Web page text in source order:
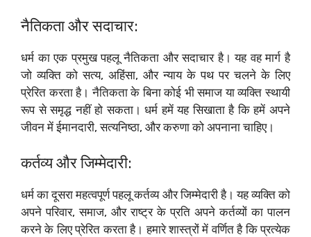
नैतिकता और सदाचार:
धर्म का एक प्रमुख पहलू नैतिकता और सदाचार है। यह वह मार्ग है
जो व्यक्ति को सत्य, अहिंसा, और न्याय के पथ पर चलने के लिए
प्रेरित करता है। नैतिकता के बिना कोई भी समाज या व्यक्ति स्थायी
रूप से समृद्ध नहीं हो सकता। धर्म हमें यह सिखाता है कि हमें अपने
जीवन में ईमानदारी, सत्यनिष्ठा, और करुणा को अपनाना चाहिए।
कर्तव्य और जिम्मेदारी:
धर्म का दूसरा महत्वपूर्ण पहलू कर्तव्य और जिम्मेदारी है। यह व्यक्ति को
अपने परिवार, समाज, और राष्ट्र के प्रति अपने कर्तव्यों का पालन
करने के लिए प्रेरित करता है। हमारे शास्त्रों में वर्णित है कि प्रत्येक